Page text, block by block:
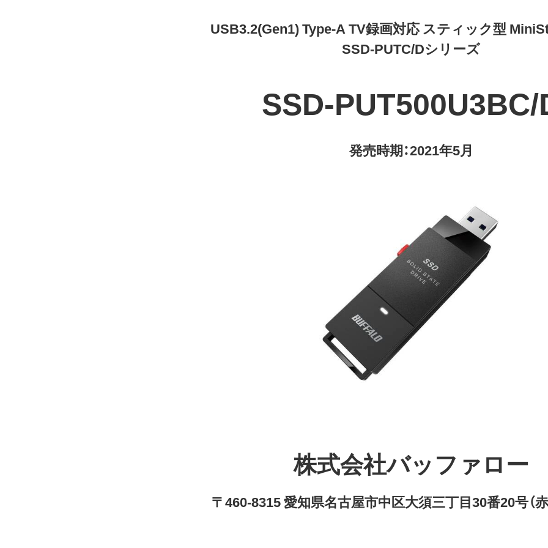
USB3.2(Gen1) Type-A TV録画対応 スティック型
SSD-PUTC/Dシリーズ
SSD-PUT500U3BC/
発売時期：2021年5月
株式会社バッファロー
〒460-8315 愛知県名古屋市中区大須三丁目30番20号（